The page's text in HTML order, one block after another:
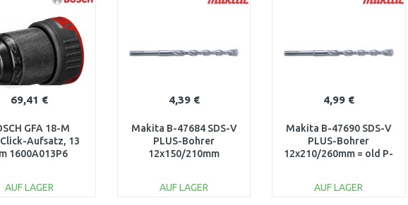
69,41 €
GFA 18-M
Aufsatz, 13
1600A013P6
AUF LAGER
4,39 €
Makita B-47684 SDS-V
PLUS-Bohrer
12x150/210mm
AUF LAGER
4,99 €
Makita B-47690 SDS-V
PLUS-Bohrer
12x210/260mm = old P-
AUF LAGER